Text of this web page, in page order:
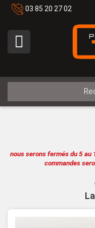
03 85 20 27 02

nous serons fermés du 5 au
commandes